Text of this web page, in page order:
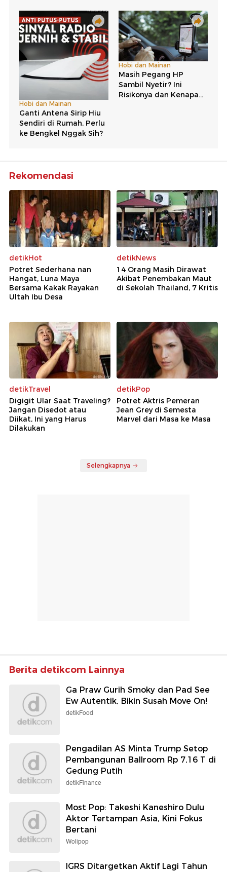
Rekomendasi
detikHot
Potret Sederhana nan
Hangat, Luna Maya
Bersama Kakak Rayakan
Ultah Ibu Desa
detikNews
14 Orang Masih Dirawat
Akibat Penembakan Maut
di Sekolah Thailand, 7 Kritis
detikTravel
Digigit Ular Saat Traveling?
Jangan Disedot atau
Diikat, Ini yang Harus
Dilakukan
detikPop
Potret Aktris Pemeran
Jean Grey di Semesta
Marvel dari Masa ke Masa
Selengkapnya
Berita detikcom Lainnya
Ga Praw Gurih Smoky dan Pad See
Ew Autentik, Bikin Susah Move On!
detikFood
Pengadilan AS Minta Trump Setop
Pembangunan Ballroom Rp 7,16 T di
Gedung Putih
detikFinance
Most Pop: Takeshi Kaneshiro Dulu
Aktor Tertampan Asia, Kini Fokus
Bertani
Wolipop
IGRS Ditargetkan Aktif Lagi Tahun